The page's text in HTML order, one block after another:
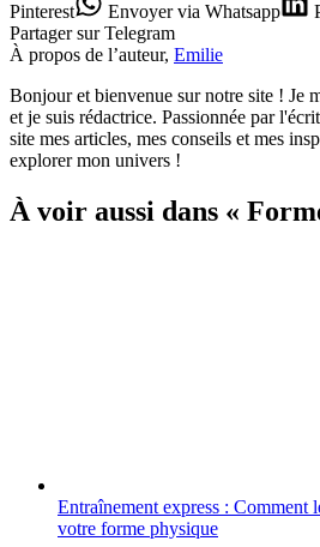
Pinterest
Envoyervia Whatsapp
Partagersur Telegram
À propos de l’auteur, Emilie
Bonjour et bienvenue sur notre site ! Je
et je suis rédactrice. Passionnée par
site mes articles, mes conseils et mes
explorer mon univers !
À voir aussi dans «
Entraînement express : Comment
votre forme physique